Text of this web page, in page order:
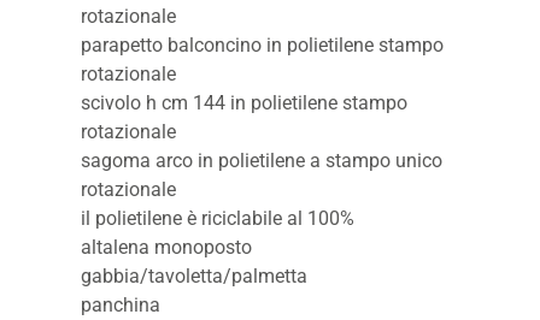
rotazionale
parapetto balconcino in polietilene stampo
rotazionale
scivolo h cm 144 in polietilene stampo
rotazionale
sagoma arco in polietilene a stampo unico
rotazionale
il polietilene è riciclabile al 100%
altalena monoposto
gabbia/tavoletta/palmetta
panchina